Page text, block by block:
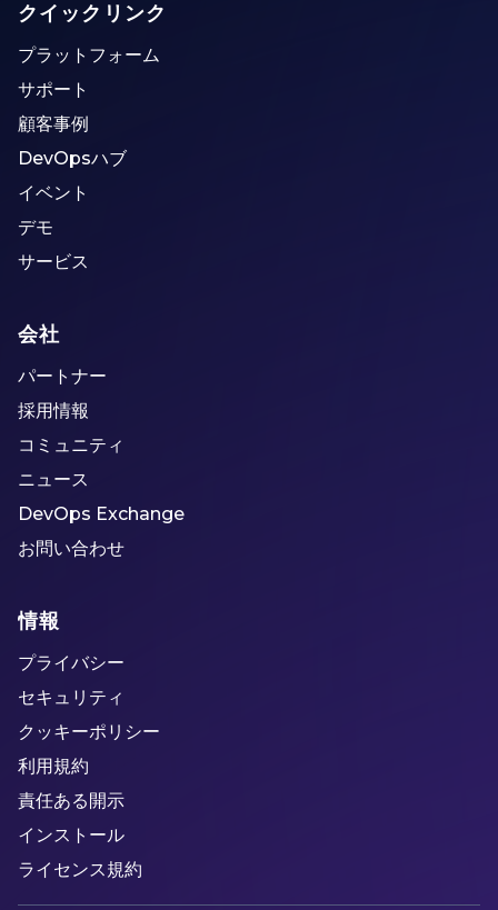
クイックリンク
プラットフォーム
サポート
顧客事例
DevOpsハブ
イベント
デモ
サービス
会社
パートナー
採用情報
コミュニティ
ニュース
DevOps Exchange
お問い合わせ
情報
プライバシー
セキュリティ
クッキーポリシー
利用規約
責任ある開示
インストール
ライセンス規約